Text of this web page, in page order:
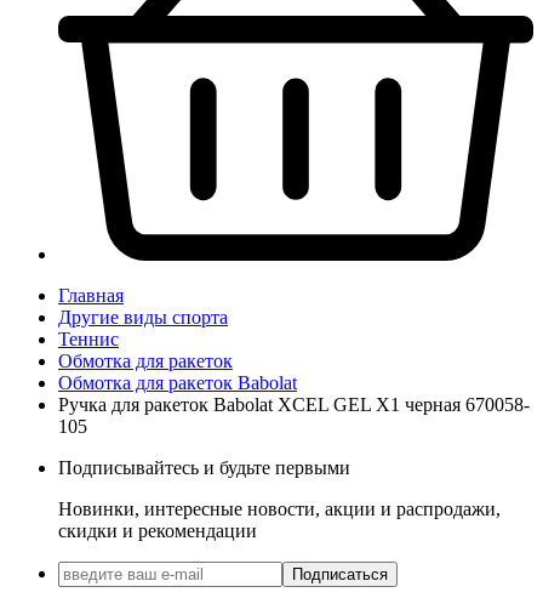
Главная
Другие виды спорта
Теннис
Обмотка для ракеток
Обмотка для ракеток Babolat
Ручка для ракеток Babolat XCEL GEL X1 черная 670058-
105
Подписывайтесь и будьте первыми
Новинки, интересные новости, акции и распродажи,
скидки и рекомендации
Подписаться